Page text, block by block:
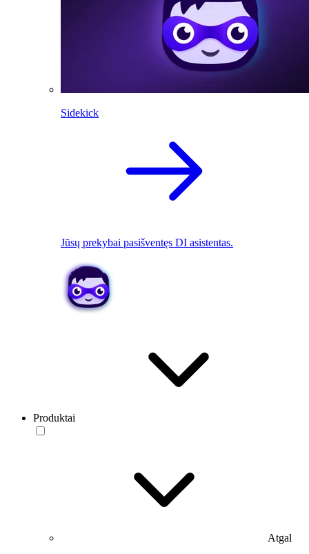
Sidekick
Jūsų prekybai pasišventęs DI asistentas.
Produktai
Atgal